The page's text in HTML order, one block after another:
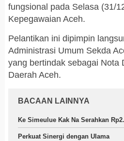
fungsional pada Selasa (31/
Kepegawaian Aceh.
Pelantikan ini dipimpin
Administrasi Umum Sekda
yang bertindak sebagai Nota
Daerah Aceh.
BACAAN LAINNYA
Ke Simeulue Kak Na Serahkan
Perkuat Sinergi dengan Ulama